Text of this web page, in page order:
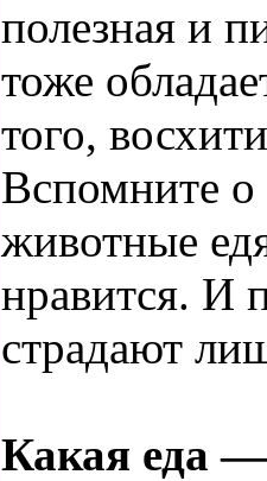
полезная и
тоже
того,
Вспомните о
животные
нравится. И
страдают
Какая еда